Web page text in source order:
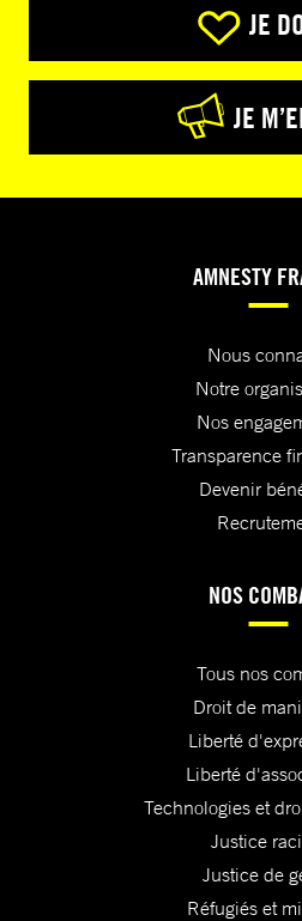
JE
JE
AMNESTY
Nous
Notre
Nos
Transparence
Devenir
NOS
Tous nos
Droit de
Liberté
Liberté
Technologies et
Justice
Justice de
Réfugiés et